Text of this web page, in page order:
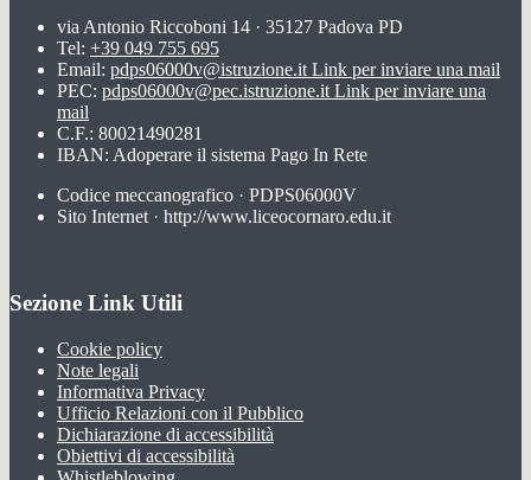
via Antonio Riccoboni 14 · 35127 Padova PD
Tel: +39 049 755 695
Email: pdps06000v@istruzione.it Link per inviare una mail
PEC: pdps06000v@pec.istruzione.it Link per inviare una
mail
C.F.: 80021490281
IBAN: Adoperare il sistema Pago In Rete
Codice meccanografico · PDPS06000V
Sito Internet · http://www.liceocornaro.edu.it
Sezione Link Utili
Cookie policy
Note legali
Informativa Privacy
Ufficio Relazioni con il Pubblico
Dichiarazione di accessibilità
Obiettivi di accessibilità